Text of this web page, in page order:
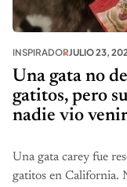
INSPIRADORJULIO 23,
Una gata no
gatitos, pero
nadie vio venir
Una gata carey fue
gatitos en California.